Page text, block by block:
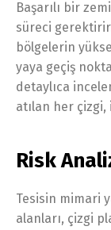
Başarılı bir
süreci
bölgelerin
yaya geçiş
detaylıca
atılan her
Risk
Tesisin mimari
alanları, çizgi